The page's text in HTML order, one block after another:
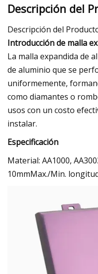
Descripción del
Descripción del
Introducción de malla
La malla expandida de
de aluminio que se
uniformemente,
como diamantes o
usos con un costo
instalar.
Especificación
Material: AA1000,
10mmMax./Min.